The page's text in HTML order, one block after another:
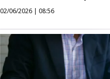
02/06/2026 | 08:56